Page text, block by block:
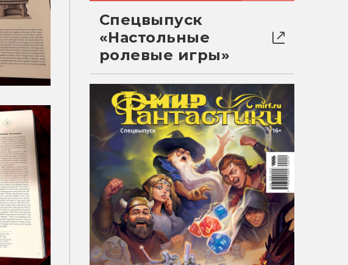
Спецвыпуск
«Настольные
ролевые игры»